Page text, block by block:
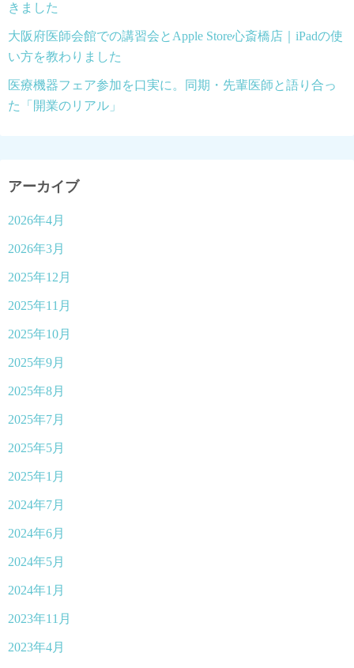
きました
大阪府医師会館での講習会とApple Store心斎橋店｜iPadの使
い方を教わりました
医療機器フェア参加を口実に。同期・先輩医師と語り合っ
た「開業のリアル」
アーカイブ
2026年4月
2026年3月
2025年12月
2025年11月
2025年10月
2025年9月
2025年8月
2025年7月
2025年5月
2025年1月
2024年7月
2024年6月
2024年5月
2024年1月
2023年11月
2023年4月